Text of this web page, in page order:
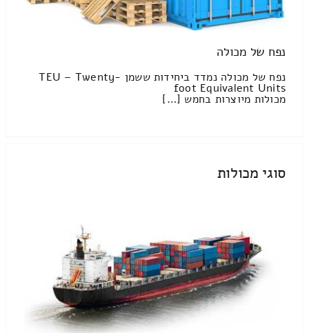
נפח של מכולה
נפח של מכולה נמדד ביחידות ששמן TEU – Twenty-
foot Equivalent Units
מכולות מיוצרות בחמש […]
סוגי מכולות